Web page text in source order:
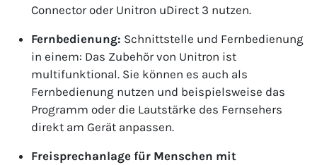
Connector oder Unitron uDirect 3 nutzen.
Fernbedienung: Schnittstelle und Fernbedienung
in einem: Das Zubehör von Unitron ist
multifunktional. Sie können es auch als
Fernbedienung nutzen und beispielsweise das
Programm oder die Lautstärke des Fernsehers
direkt am Gerät anpassen.
Freisprechanlage für Menschen mit